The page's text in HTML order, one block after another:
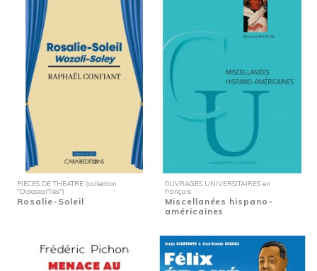
PIECES DE THEATRE (collection
"Didascal'îles")
Rosalie-Soleil
OUVRAGES UNIVERSITAIRES en
français
Miscellanées hispano-
américaines